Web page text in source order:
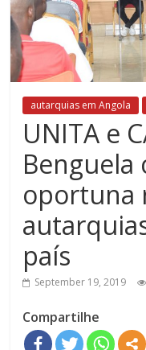
autarquias em Angola
UNITA e
Benguela
oportuna
país
September 19, 2019
Compartilhe